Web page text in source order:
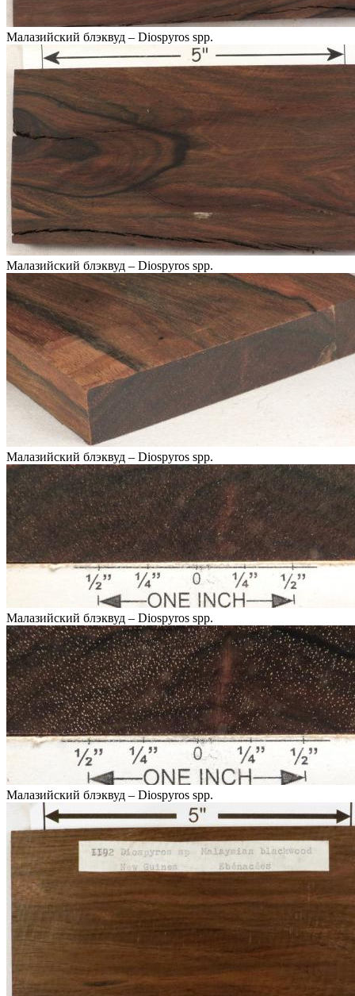
Малазийский блэквуд – Diospyros spp.
Малазийский блэквуд – Diospyros spp.
Малазийский блэквуд – Diospyros spp.
Малазийский блэквуд – Diospyros spp.
Малазийский блэквуд – Diospyros spp.